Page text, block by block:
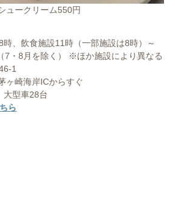
ュークリーム550円
、飲食施設11時（一部施設は8時）～
7・8月を除く） ※ほか施設により異なる
1
ヶ崎海岸ICからすぐ
大型車28台
ら